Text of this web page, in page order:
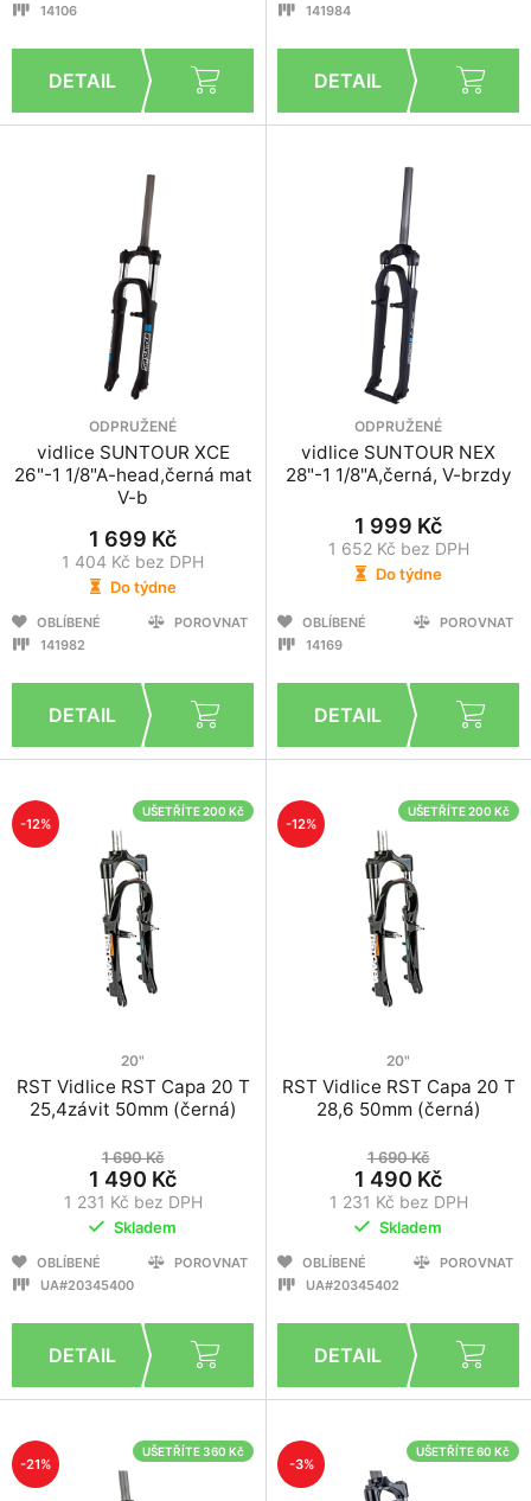
14106
141984
ODPRUŽENÉ
vidlice SUNTOUR XCE
26"-1 1/8"A-head,černá mat
V-b
1 699 Kč
1 404 Kč bez DPH
Do týdne
OBLÍBENÉ
POROVNAT
141982
ODPRUŽENÉ
vidlice SUNTOUR NEX
28"-1 1/8"A,černá, V-brzdy
1 999 Kč
1 652 Kč bez DPH
Do týdne
OBLÍBENÉ
POROVNAT
14169
-12%
UŠETŘÍTE 200 Kč
20"
RST Vidlice RST Capa 20 T
25,4závit 50mm (černá)
1 690 Kč
1 490 Kč
1 231 Kč bez DPH
Skladem
OBLÍBENÉ
POROVNAT
UA#20345400
-12%
UŠETŘÍTE 200 Kč
20"
RST Vidlice RST Capa 20 T
28,6 50mm (černá)
1 690 Kč
1 490 Kč
1 231 Kč bez DPH
Skladem
OBLÍBENÉ
POROVNAT
UA#20345402
-21%
UŠETŘÍTE 360 Kč
-3%
UŠETŘÍTE 60 Kč